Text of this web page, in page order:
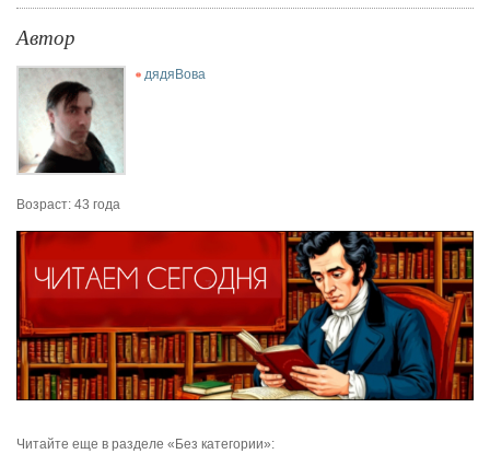
Автор
дядяВова
Возраст: 43 года
Читайте еще в разделе «Без категории»: